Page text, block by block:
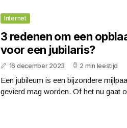
Internet
3 redenen om een
voor een jubilaris?
16 december 2023 2 min leestijd
Een jubileum is een bijzondere
gevierd mag worden. Of het nu gaat